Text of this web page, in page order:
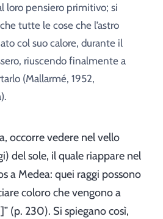
loro pensiero primitivo; si
tutte le cose che l’astro
col suo calore, durante il
riuscendo finalmente a
(Mallarmé, 1952,
occorre vedere nel vello
del sole, il quale riappare nel
a Medea: quei raggi possono
coloro che vengono a
(p. 230). Si spiegano così,